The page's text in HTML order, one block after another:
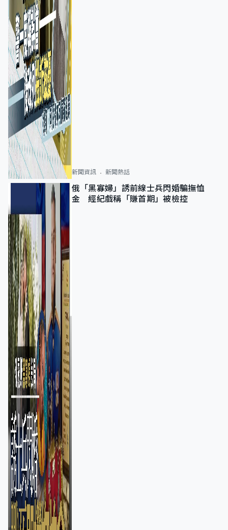
新聞資訊 新聞熱話
俄「黑寡婦」誘前線士兵閃婚騙撫恤
金 經紀戲稱「賺首期」被檢控